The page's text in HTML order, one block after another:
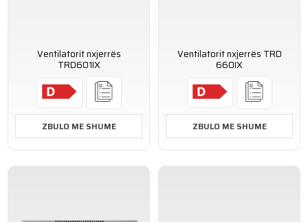
Ventilatorit nxjerrës
TRD601IX
ZBULO ME SHUME
Ventilatorit nxjerrës TRD
660IX
ZBULO ME SHUME